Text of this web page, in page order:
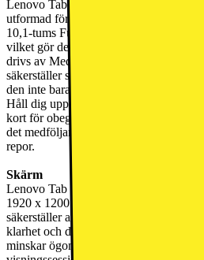
Lenovo Tab 4/64GB LTE-surfplattan är
utformad för att enkelt möta dina
10,1-tums Full HD-skärm som
vilket gör den perfekt för streaming,
drivs av MediaTek Helio G85 octa-
säkerställer smidig prestanda. Med en
den inte bara sofistikerad ut utan känns
Håll dig uppkopplad hela tiden med
kort för obegränsad internetåtkomst
det medföljande genomskinliga
repor.
Skärm
Lenovo Tab har en 10,1-tums Full HD-
1920 x 1200 pixlar, vilket ger upp till
säkerställer att dina favoritprogram och
klarhet och detaljrikedom. Den TÜV-
minskar ögontrötthet och möjliggör